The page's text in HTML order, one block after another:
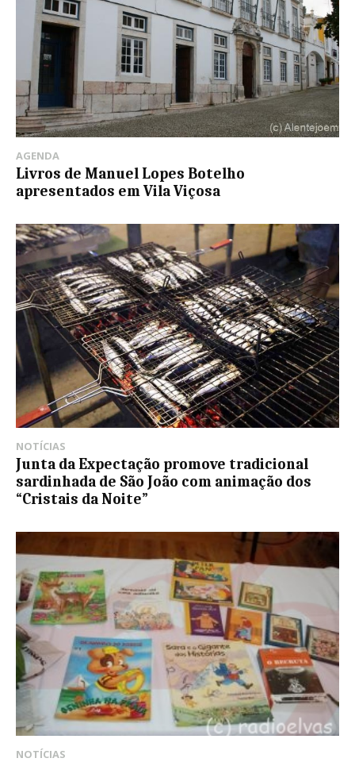
AGENDA
Livros de Manuel Lopes Botelho
apresentados em Vila Viçosa
NOTÍCIAS
Junta da Expectação promove tradicional
sardinhada de São João com animação dos
“Cristais da Noite”
NOTÍCIAS